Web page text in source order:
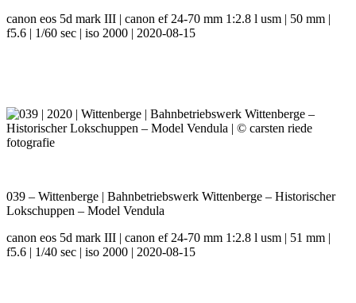
canon eos 5d mark III | canon ef 24-70 mm 1:2.8 l usm | 50 mm |
f5.6 | 1/60 sec | iso 2000 | 2020-08-15
039 – Wittenberge | Bahnbetriebswerk Wittenberge – Historischer
Lokschuppen – Model Vendula
canon eos 5d mark III | canon ef 24-70 mm 1:2.8 l usm | 51 mm |
f5.6 | 1/40 sec | iso 2000 | 2020-08-15